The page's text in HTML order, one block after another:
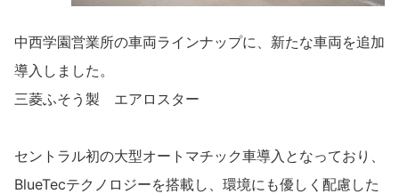
中西学園営業所の車両ラインナップに、新たな車両を追加
導入しました。
三菱ふそう製 エアロスター
セントラル初の大型オートマチック車導入となっており、
BlueTecテクノロジーを搭載し、環境にも優しく配慮した